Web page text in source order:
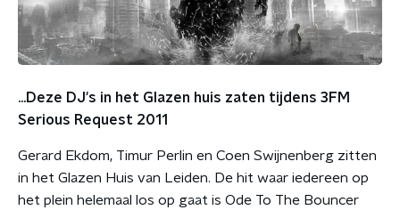
...Deze DJ's in het Glazen huis zaten tijdens 3FM
Serious Request 2011
Gerard Ekdom, Timur Perlin en Coen Swijnenberg zitten
in het Glazen Huis van Leiden. De hit waar iedereen op
het plein helemaal los op gaat is Ode To The Bouncer